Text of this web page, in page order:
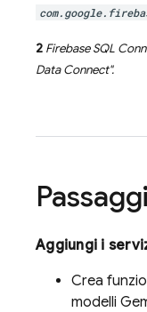
2 Firebase SQL
Data Connect".
Aggiungi i
Crea
modelli